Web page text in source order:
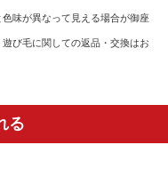
味が異なって見える場合が御座
び毛に関しての返品・交換はお
る